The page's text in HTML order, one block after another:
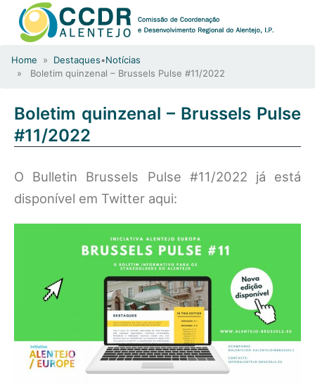
Home » Destaques•Notícias
» Boletim quinzenal – Brussels Pulse #11/2022
Boletim quinzenal – Brussels Pulse
#11/2022
O Bulletin Brussels Pulse #11/2022 já está
disponível em Twitter aqui: